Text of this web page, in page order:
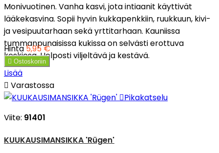
Monivuotinen. Vanha kasvi, jota intiaanit käyttivät
lääkekasvina. Sopii hyvin kukkapenkkiin, ruukkuun, kivi-
ja vesipuutarhaan sekä yrttitarhaan. Kauniissa
tummanpunaisissa kukissa on selvästi erottuva
keskiosa. Helposti viljeltävä ja kestävä.
Hinta5,95 €
 Ostoskoriin
Lisää
 Varastossa
Pikakatselu
Viite: 91401
KUUKAUSIMANSIKKA 'Rügen'